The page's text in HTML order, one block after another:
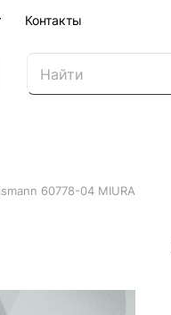
Контакты
60778-04 MIURA